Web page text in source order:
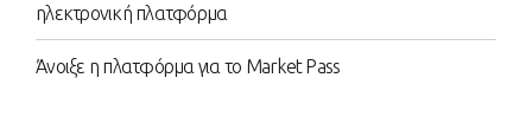
ηλεκτρονική πλατφόρμα
Άνοιξε η πλατφόρμα για το Market Pass